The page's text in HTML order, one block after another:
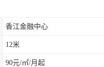
香江金融中心
12米
90元/㎡/月起